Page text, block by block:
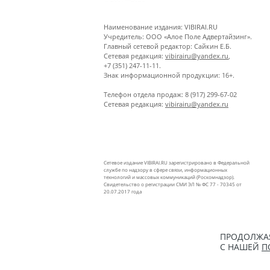
Наименование издания: VIBIRAI.RU
Учредитель: ООО «Алое Поле Адвертайзинг».
Главный сетевой редактор: Сайкин Е.Б.
Сетевая редакция: vibirairu@yandex.ru
+7 (351) 247-11-11.
Знак информационной продукции: 16+.
Телефон отдела продаж: 8 (917) 299-67-02
Сетевая редакция: vibirairu@yandex.ru
Сетевое издание VIBIRAI.RU зарегистрировано в Федеральной
службе по надзору в сфере связи, информационных
технологий и массовых коммуникаций (Роскомнадзор).
Свидетельство о регистрации СМИ ЭЛ № ФС 77 - 70345 от
20.07.2017 года
С НАШЕЙ